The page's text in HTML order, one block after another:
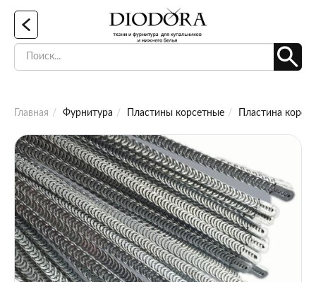
Главная Фурнитура Пластины корсетные Пластина